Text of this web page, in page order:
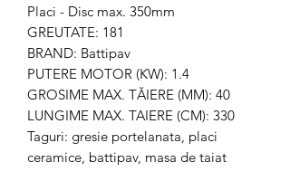
Placi - Disc max. 350mm
GREUTATE: 181
BRAND: Battipav
PUTERE MOTOR (KW): 1.4
GROSIME MAX. TĂIERE (MM): 40
LUNGIME MAX. TAIERE (CM): 330
Taguri: gresie portelanata, placi
ceramice, battipav, masa de taiat